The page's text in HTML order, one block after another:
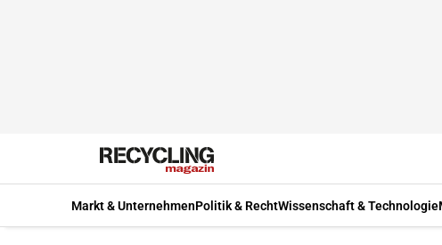
Markt & UnternehmenPolitik & RechtWissenschaft & Technologie